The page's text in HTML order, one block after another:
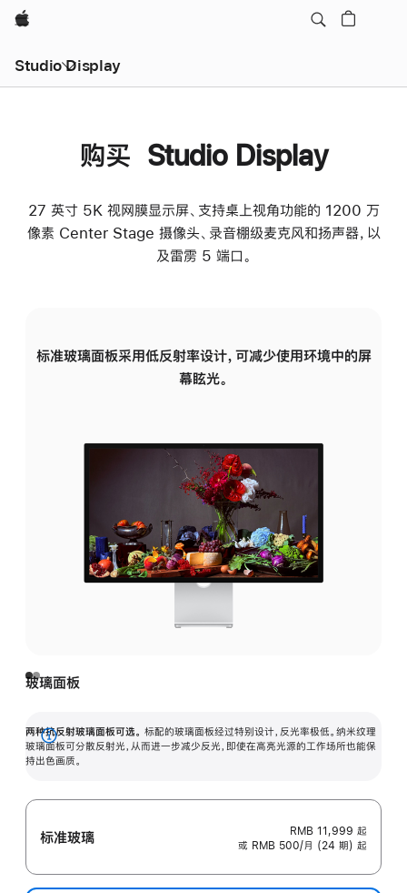
Apple
Studio Display
购买 Studio Display
27 英寸 5K 视网膜显示屏、支持桌上视角功能的 1200 万
像素 Center Stage 摄像头、录音棚级麦克风和扬声器，以
及雷雳 5 端口。
标准玻璃面板采用低反射率设计，可减少使用环境中的屏
幕眩光。
玻璃面板
两种抗反射玻璃面板可选。 标配的玻璃面板经过特别设计，反光率极低。纳米纹理
玻璃面板可分散反射光，从而进一步减少反光，即使在高亮光源的工作场所也能保
持出色画质。
展
开
标准玻璃 RMB 11,999 起
或 RMB 500/月 (24 期) 起